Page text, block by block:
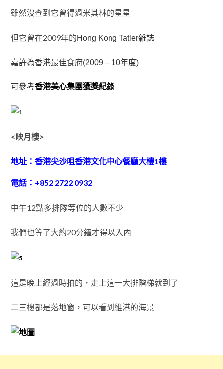
雖然沒查到它曾得過米其林的星星
但它曾在2009年的Hong Kong Tatler雜誌
嘉許為香港最佳食府(2009 – 10年度)
可參考香港美心集團獲獎紀錄
<映月樓>
地址：香港尖沙咀香港文化中心餐廳大樓1樓
電話：+852 2722 0932
中午12點多排隊等位的人數不少
我們也等了大約20分鐘才得以入內
這是晚上經過時拍的，走上這一大排階梯就到了
二三樓都是落地窗，可以看到維港的海景